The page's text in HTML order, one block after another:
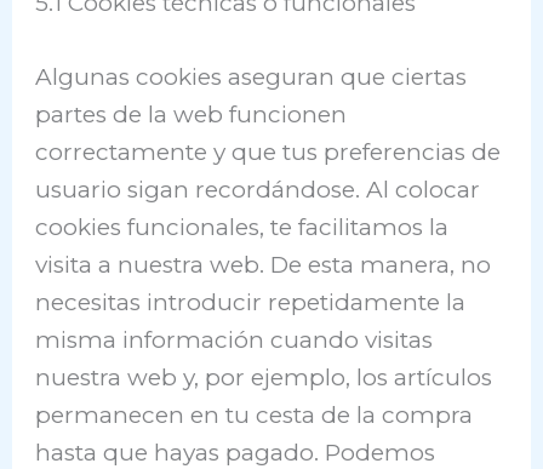
Algunas cookies aseguran que ciertas
partes de la web funcionen
correctamente y que tus preferencias de
usuario sigan recordándose. Al colocar
cookies funcionales, te facilitamos la
visita a nuestra web. De esta manera, no
necesitas introducir repetidamente la
misma información cuando visitas
nuestra web y, por ejemplo, los artículos
permanecen en tu cesta de la compra
hasta que hayas pagado. Podemos